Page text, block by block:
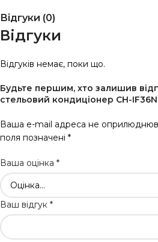
Відгуки (0)
Відгуки
Відгуків немає, поки що.
Будьте першим, хто залишив
стельовий кондиціонер CH-
Ваша e-mail адреса не
поля позначені *
Ваша оцінка *
Ваш відгук *